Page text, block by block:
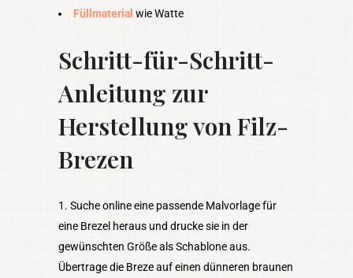
Füllmaterial wie Watte
Schritt-für-Schritt-
Anleitung zur
Herstellung von Filz-
Brezen
Suche online eine passende Malvorlage für
eine Brezel heraus und drucke sie in der
gewünschten Größe als Schablone aus.
Übertrage die Breze auf einen dünneren braunen